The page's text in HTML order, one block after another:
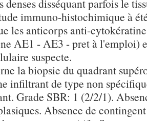
denses disséquant parfois le
immuno-histochimique à
les anticorps anti-
AE1 - AE3 - pret à l'emploi)
suspecte.
la biopsie du quadrant
infiltrant de type non
Grade SBR: 1 (2/2/1).
Absence de